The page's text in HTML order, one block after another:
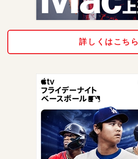
詳しくはこちら